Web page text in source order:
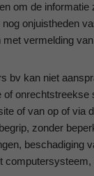
om de informatie
onjuistheden
vermelding
bv kan niet
onrechtstreekse
of van op of via
zonder
beschadiging
computersysteem,